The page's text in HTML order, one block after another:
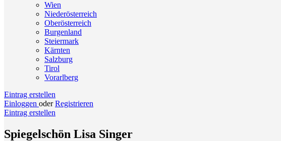
Wien
Niederösterreich
Oberösterreich
Burgenland
Steiermark
Kärnten
Salzburg
Tirol
Vorarlberg
Eintrag erstellen
Einloggen oder Registrieren
Eintrag erstellen
Spiegelschön Lisa Singer